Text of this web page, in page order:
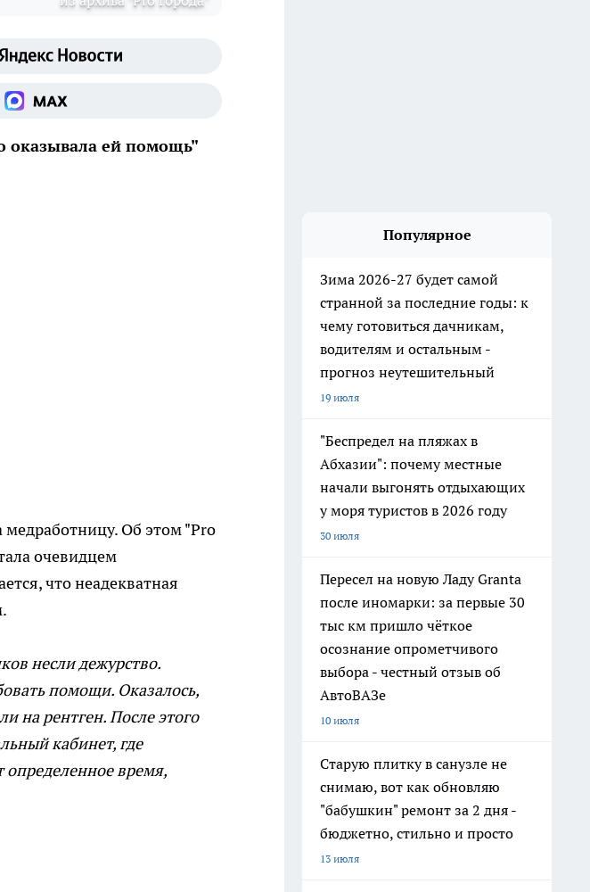
оказывала ей помощь"
Об этом "Pro
очевидцем
что неадекватная
несли дежурство.
помощи. Оказалось,
на рентген. После этого
кабинет, где
определенное время,
Популярное
Зима 2026-27 будет самой
странной за последние годы: к
чему готовиться дачникам,
водителям и остальным -
прогноз неутешительный
19 июля
"Беспредел на пляжах в
Абхазии": почему местные
начали выгонять отдыхающих
у моря туристов в 2026 году
30 июля
Пересел на новую Ладу Granta
после иномарки: за первые 30
тыс км пришло чёткое
осознание опрометчивого
выбора - честный отзыв об
АвтоВАЗе
10 июля
Старую плитку в санузле не
снимаю, вот как обновляю
"бабушкин" ремонт за 2 дня -
бюджетно, стильно и просто
13 июля